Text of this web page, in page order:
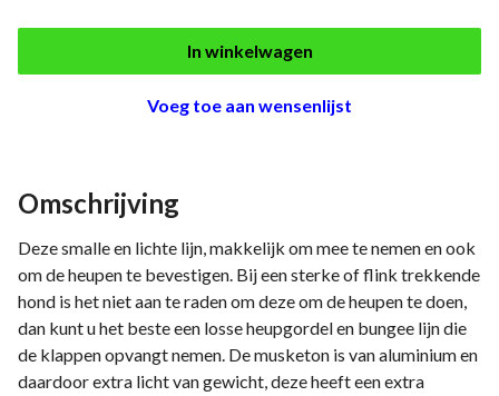
In winkelwagen
Voeg toe aan wensenlijst
Omschrijving
Deze smalle en lichte lijn, makkelijk om mee te nemen en ook
om de heupen te bevestigen. Bij een sterke of flink trekkende
hond is het niet aan te raden om deze om de heupen te doen,
dan kunt u het beste een losse heupgordel en bungee lijn die
de klappen opvangt nemen. De musketon is van aluminium en
daardoor extra licht van gewicht, deze heeft een extra